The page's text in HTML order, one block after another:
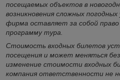
посещаемых объектов в
возникновения сложных
фирма оставляет за собой
программу тура.
Стоимость входных билетов
посещения и может меняться
изменение стоимости входных
компания ответственности не